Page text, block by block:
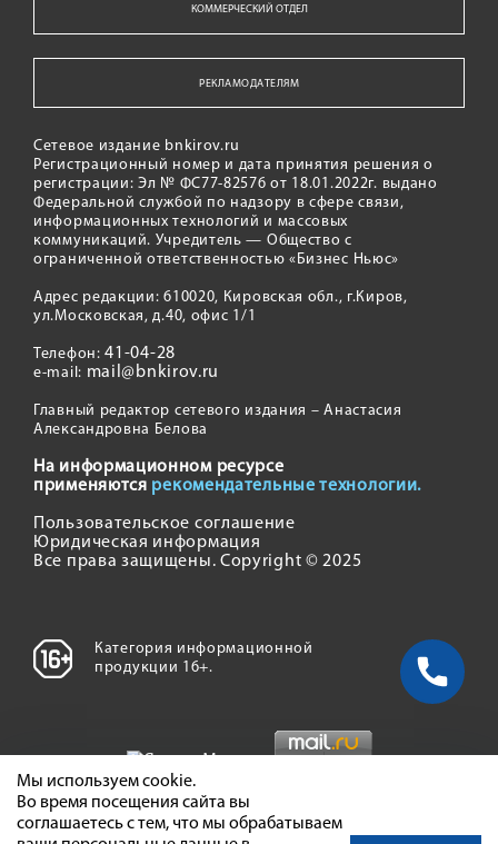
КОММЕРЧЕСКИЙ ОТДЕЛ
РЕКЛАМОДАТЕЛЯМ
Сетевое издание bnkirov.ru
Регистрационный номер и дата принятия решения о
регистрации: Эл № ФС77-82576 от 18.01.2022г. выдано
Федеральной службой по надзору в сфере связи,
информационных технологий и массовых
коммуникаций. Учредитель — Общество с
ограниченной ответственностью «Бизнес Ньюс»
Адрес редакции: 610020, Кировская обл., г.Киров,
ул.Московская, д.40, офис 1/1
Телефон:41-04-28
e-mail: mail@bnkirov.ru
Главный редактор сетевого издания – Анастасия
Александровна Белова
На информационном ресурсе
применяются рекомендательные технологии.
Пользовательское соглашение
Юридическая информация
Все права защищены. Copyright © 2025
Категория информационной
продукции 16+.
Мы используем cookie.
Во время посещения сайта вы
соглашаетесь с тем, что мы обрабатываем